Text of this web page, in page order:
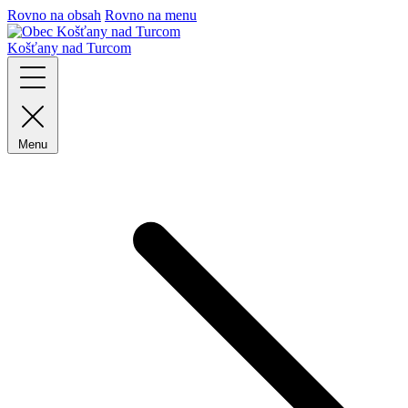
Rovno na obsah Rovno na menu
Košťany nad Turcom
Menu